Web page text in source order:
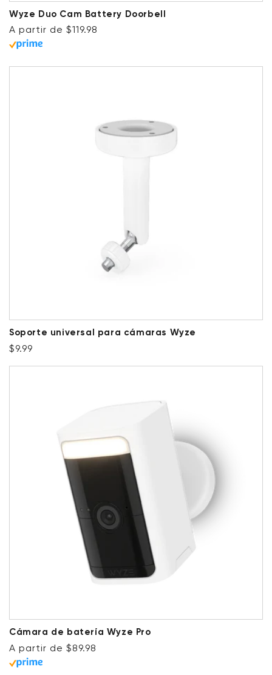
Wyze Duo Cam Battery Doorbell
Precio habitual
A partir de $119.98
Soporte universal para cámaras Wyze
Precio habitual
$9.99
Cámara de batería Wyze Pro
Precio habitual
A partir de $89.98